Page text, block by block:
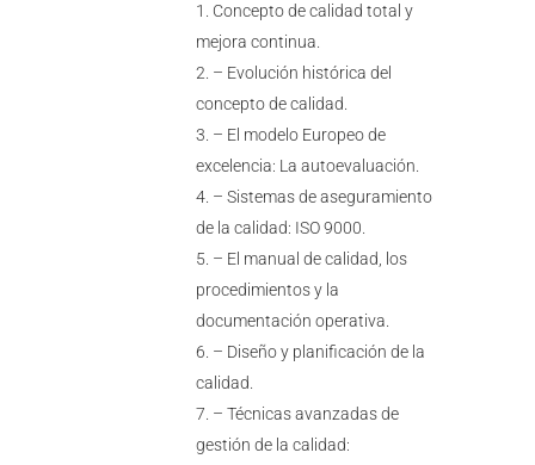
Concepto de calidad total y
mejora continua.
– Evolución histórica del
concepto de calidad.
– El modelo Europeo de
excelencia: La autoevaluación.
– Sistemas de aseguramiento
de la calidad: ISO 9000.
– El manual de calidad, los
procedimientos y la
documentación operativa.
– Diseño y planificación de la
calidad.
– Técnicas avanzadas de
gestión de la calidad: